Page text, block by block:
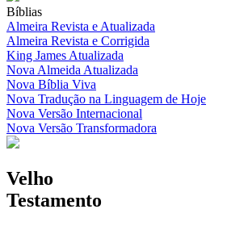
Bíblias
Almeira Revista e Atualizada
Almeira Revista e Corrigida
King James Atualizada
Nova Almeida Atualizada
Nova Bíblia Viva
Nova Tradução na Linguagem de Hoje
Nova Versão Internacional
Nova Versão Transformadora
Velho
Testamento